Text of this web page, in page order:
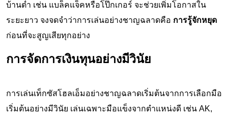
บ้านต่ำ เช่น แบล็คแจ็คหรือโป๊กเกอร์ จะช่วยเพิ่มโอกาสใน
ระยะยาว จงจดจำว่าการเล่นอย่างชาญฉลาดคือ การรู้จักหยุด
ก่อนที่จะสูญเสียทุกอย่าง
การจัดการเงินทุนอย่างมีวินัย
การเล่นเท็กซัสโฮลเอ็มอย่างชาญฉลาดเริ่มต้นจากการเลือกมือ
เริ่มต้นอย่างมีวินัย เล่นเฉพาะมือแข็งจากตำแหน่งดี เช่น AK,